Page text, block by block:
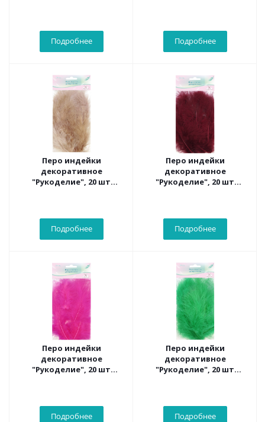
Подробнее Подробнее
Перо индейки
декоративное
"Рукоделие", 20 шт
Подробнее
Перо индейки
декоративное
"Рукоделие", 20 шт
Подробнее
Перо индейки
декоративное
"Рукоделие", 20 шт
Подробнее
Перо индейки
декоративное
"Рукоделие", 20 шт
Подробнее